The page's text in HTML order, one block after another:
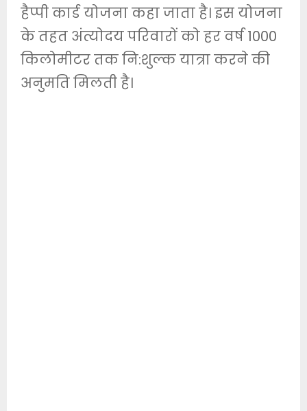
हैप्पी कार्ड योजना कहा जाता है। इस योजना
के तहत अंत्योदय परिवारों को हर वर्ष 1000
किलोमीटर तक नि:शुल्क यात्रा करने की
अनुमति मिलती है।